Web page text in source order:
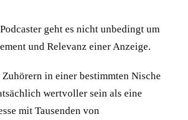
geht es nicht unbedingt um
und Relevanz einer Anzeige.
in einer bestimmten Nische
wertvoller sein als eine
mit Tausenden von